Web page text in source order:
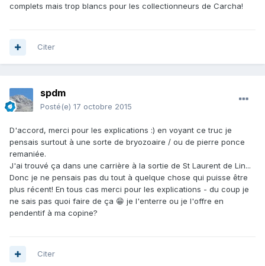
complets mais trop blancs pour les collectionneurs de Carcha!
Citer
spdm
Posté(e) 17 octobre 2015
D'accord, merci pour les explications :) en voyant ce truc je
pensais surtout à une sorte de bryozoaire / ou de pierre ponce
remaniée.
J'ai trouvé ça dans une carrière à la sortie de St Laurent de Lin...
Donc je ne pensais pas du tout à quelque chose qui puisse être
plus récent! En tous cas merci pour les explications - du coup je
ne sais pas quoi faire de ça 😁 je l'enterre ou je l'offre en
pendentif à ma copine?
Citer